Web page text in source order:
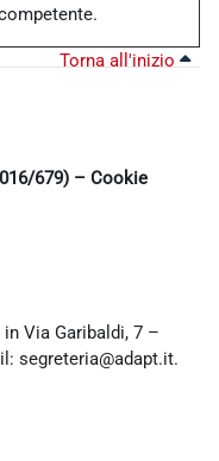
Torna all'inizio
679) – Cookie
in Via Garibaldi, 7 –
segreteria@adapt.it.